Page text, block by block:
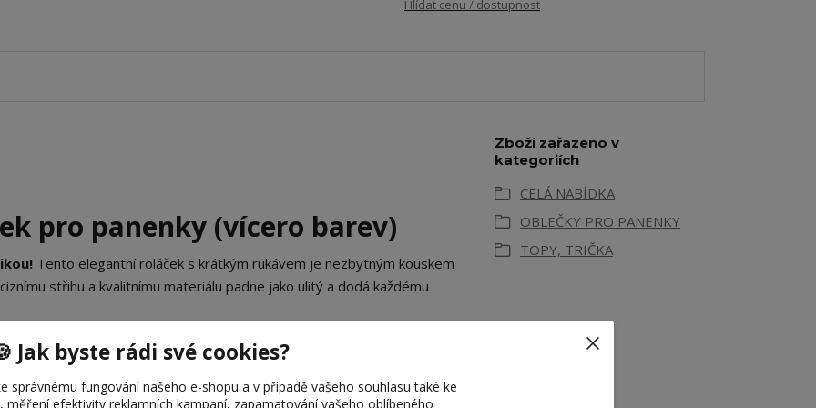
Hlídat cenu / dostupnost
pro panenky (vícero barev)
Tento elegantní roláček s krátkým rukávem je nezbytným kouskem
střihu a kvalitnímu materiálu padne jako ulitý a dodá každému
a pružného úpletu, který dokonale kopíruje postavu panenky.
Zboží zařazeno v
kategoriích
CELÁ NABÍDKA
OBLEČKY PRO PANENKY
TOPY, TRIČKA
Jak byste rádi své cookies?
správnému fungování našeho e-shopu a v případě vašeho souhlasu také ke
měření efektivity reklamních kampaní, zapamatování vašeho oblíbeného